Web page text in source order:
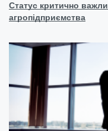
Статус критично
агропідприємства